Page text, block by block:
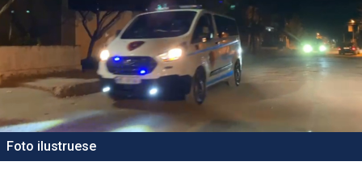
Foto ilustruese